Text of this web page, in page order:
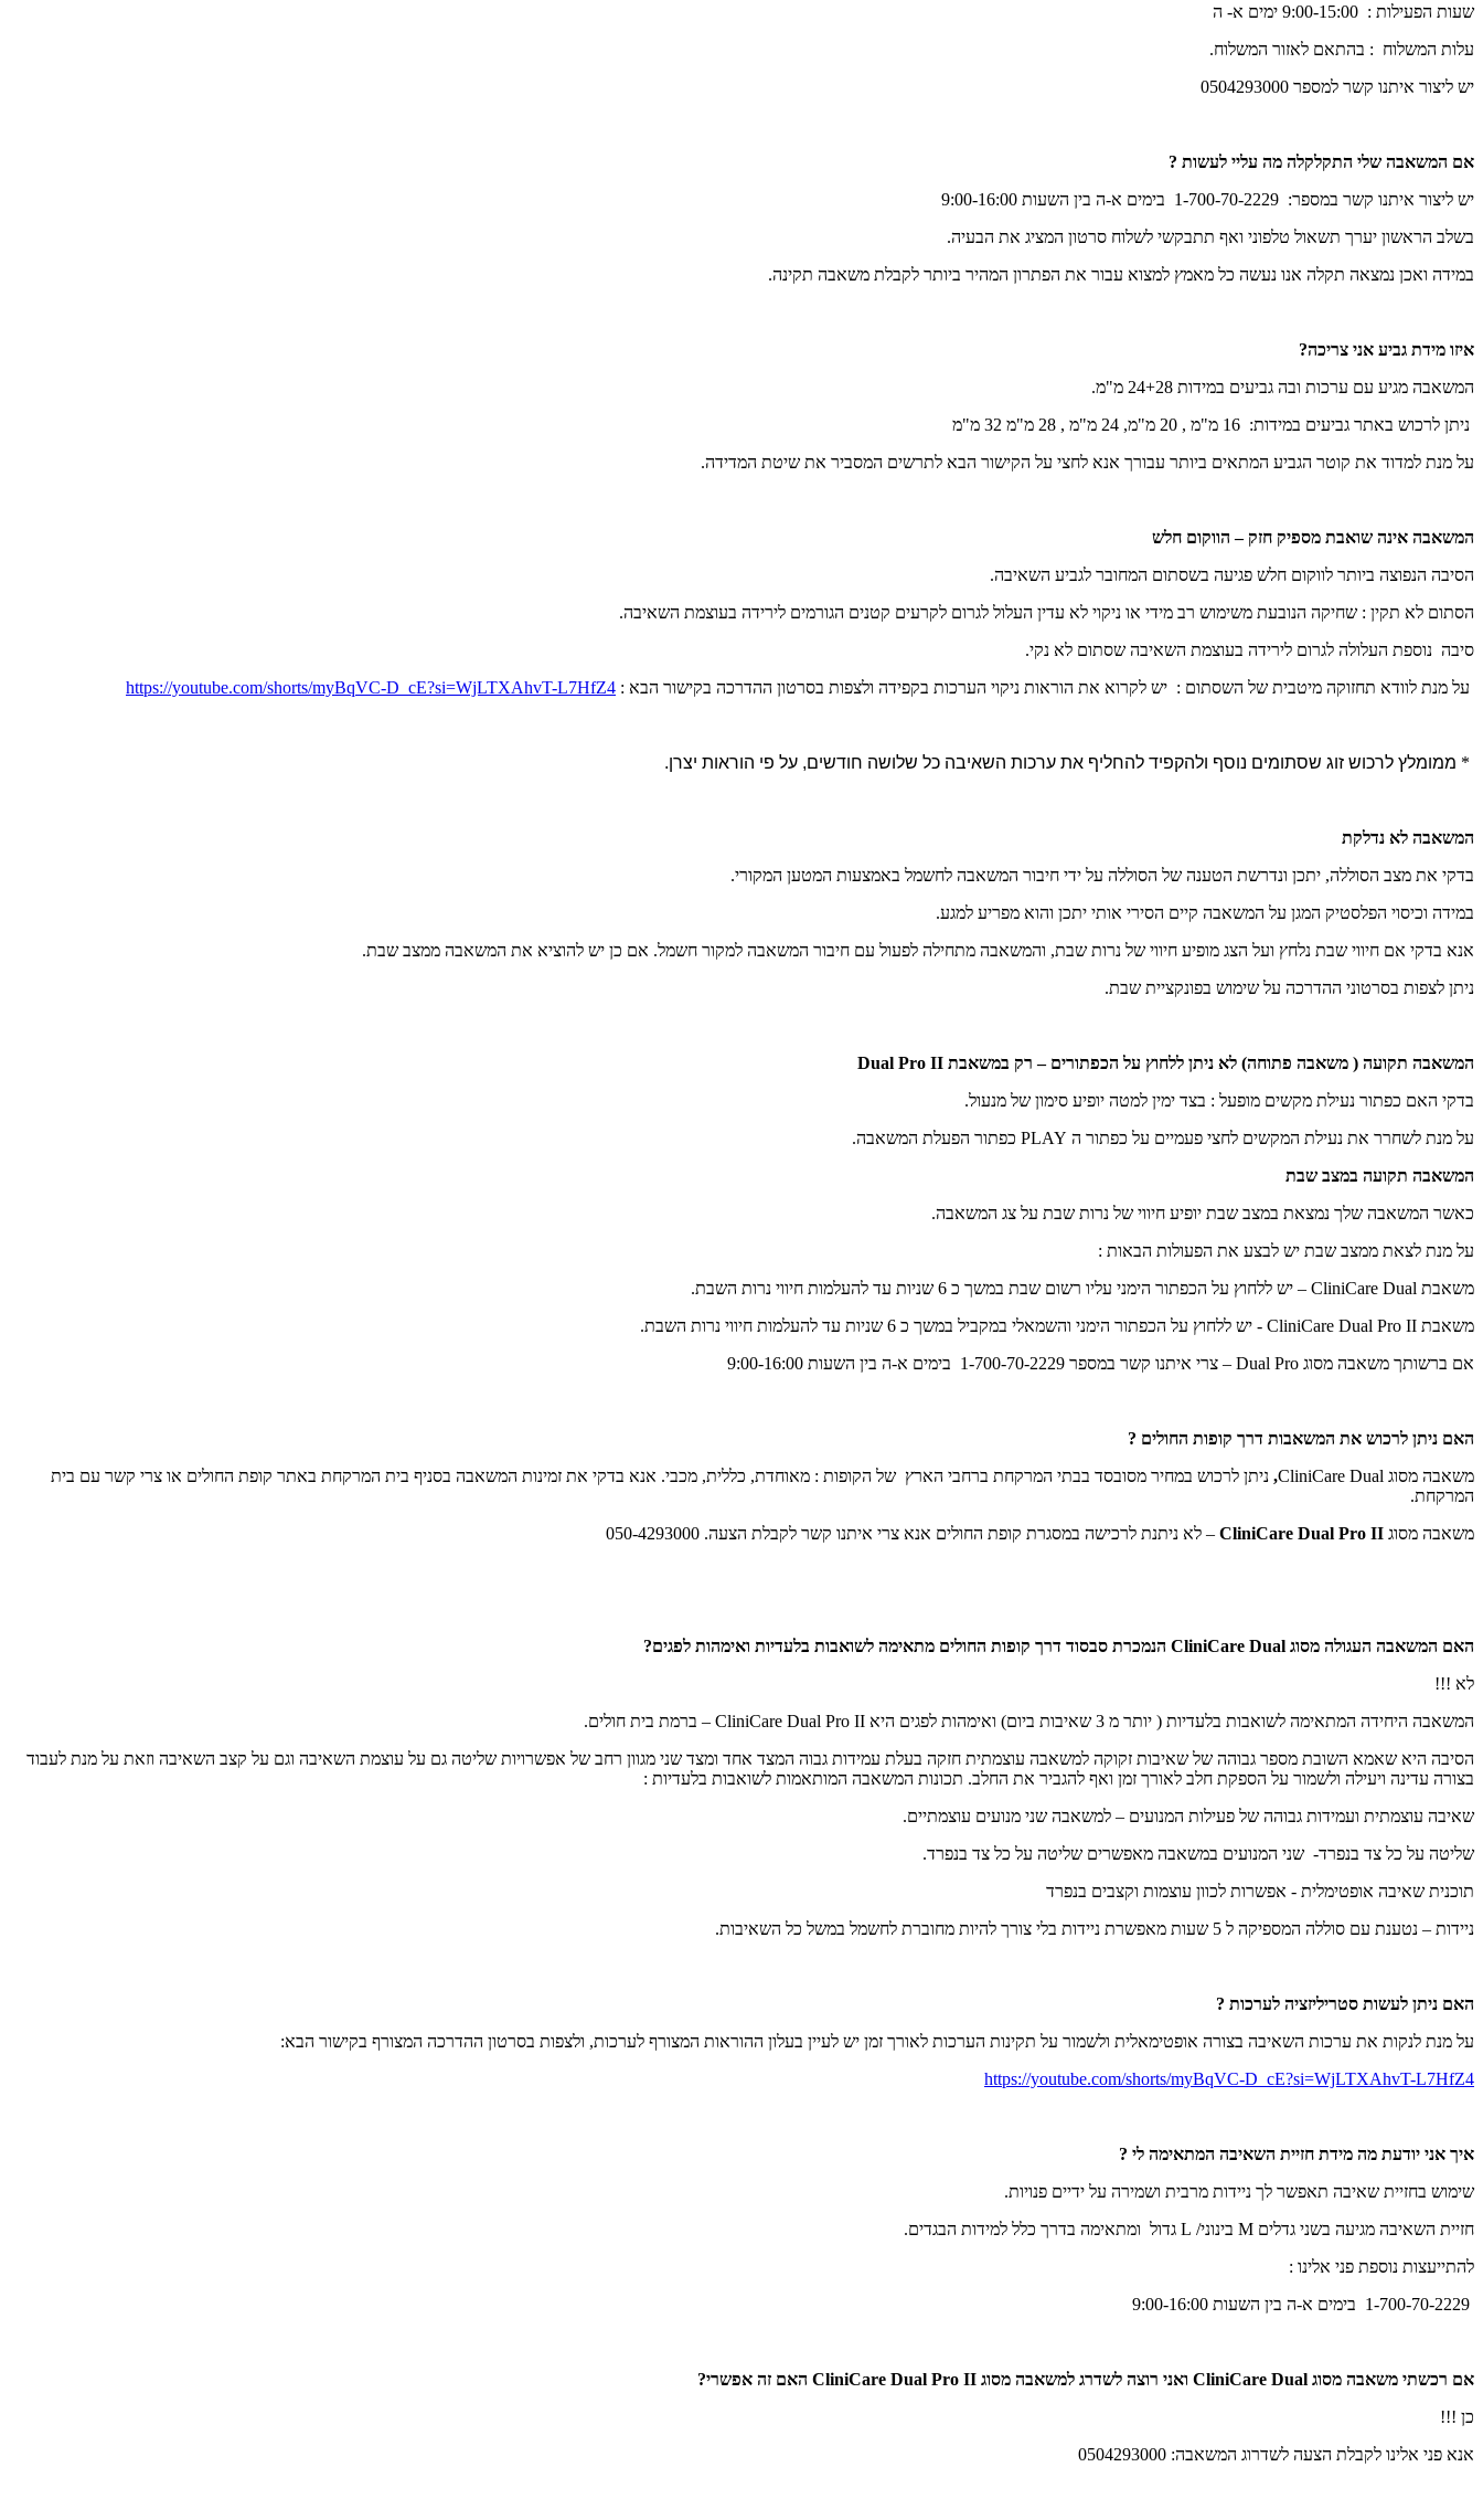
שעות הפעילות :
עלות המשלוח : בהתאם לאזור המשלוח.
יש ליצור איתנו קשר למספר 0504293000
אם המשאבה שלי התקלקלה מה עליי לעשות ?
יש ליצור איתנו קשר במספר: 1-700-70-2229 בימים א-ה בין השעות 9:00-16:00
בשלב הראשון יערך תשאול טלפוני ואף תתבקשי לשלוח סרטון המציג את הבעיה.
במידה ואכן נמצאה תקלה אנו נעשה כל מאמץ למצוא עבור את הפתרון המהיר ביותר לקבלת משאבה תקינה.
איזו מידת גביע אני צריכה?
המשאבה מגיע עם ערכות ובה גביעים במידות 24+28 מ"מ.
ניתן לרכוש באתר גביעים במידות:
על מנת למדוד את קוטר הגביע המתאים ביותר עבורך אנא לחצי על הקישור הבא לתרשים המסביר את שיטת המדידה.
המשאבה אינה שואבת מספיק חזק – הווקום חלש
הסיבה הנפוצה ביותר לווקום חלש פגיעה בשסתום המחובר לגביע השאיבה.
הסתום לא תקין : שחיקה הנובעת משימוש רב מידי או ניקוי לא עדין העלול לגרום לקרעים קטנים הגורמים לירידה בעוצמת השאיבה.
סיבה נוספת העלולה לגרום לירידה בעוצמת השאיבה שסתום לא נקי.
על מנת לוודא תחזוקה מיטבית של השסתום : יש לקרוא את הוראות ניקוי הערכות בקפידה ולצפות בסרטון ההדרכה בקישור הבא : https://youtube.com/shorts/myBqVC-D_cE?si=WjLTXAhvT-L7HfZ4
* ממומלץ לרכוש זוג שסתומים נוסף ולהקפיד להחליף את ערכות השאיבה כל שלושה חודשים, על פי הוראות יצרן.
המשאבה לא נדלקת
בדקי את מצב הסוללה, יתכן ונדרשת הטענה של הסוללה על ידי חיבור המשאבה לחשמל באמצעות המטען המקורי.
במידה וכיסוי הפלסטיק המגן על המשאבה קיים הסירי אותי יתכן והוא מפריע למגע.
אנא בדקי אם חיווי שבת נלחץ ועל הצג מופיע חיווי של נרות שבת, והמשאבה מתחילה לפעול עם חיבור המשאבה למקור חשמל. אם כן יש להוציא את המשאבה ממצב שבת.
ניתן לצפות בסרטוני ההדרכה על שימוש בפונקציית שבת.
המשאבה תקועה ( משאבה פתוחה) לא ניתן ללחוץ על הכפתורים – רק במשאבת Dual Pro II
בדקי האם כפתור נעילת מקשים מופעל : בצד ימין למטה יופיע סימון של מנעול.
על מנת לשחרר את נעילת המקשים לחצי פעמיים על כפתור ה PLAY כפתור הפעלת המשאבה.
המשאבה תקועה במצב שבת
כאשר המשאבה שלך נמצאת במצב שבת יופיע חיווי של נרות שבת על צג המשאבה.
על מנת לצאת ממצב שבת יש לבצע את הפעולות הבאות :
משאבת Dual
CliniCare – יש ללחוץ על הכפתור הימני עליו רשום שבת במשך כ 6 שניות עד להעלמות חיווי נרות השבת.
משאבת CliniCare Dual Pro II
- יש ללחוץ על הכפתור הימני והשמאלי במקביל במשך כ 6 שניות עד להעלמות חיווי נרות השבת.
אם ברשותך משאבה מסוג Dual Pro – צרי איתנו קשר במספר 1-700-70-2229 בימים א-ה בין השעות 9:00-16:00
האם ניתן לרכוש את המשאבות דרך קופות החולים ?
משאבה מסוג CliniCare Dual
, ניתן לרכוש במחיר מסובסד בבתי המרקחת ברחבי הארץ של הקופות : מאוחדת, כללית, מכבי. אנא בדקי את זמינות המשאבה בסניף בית המרקחת באתר קופת החולים או צרי קשר עם בית
המרקחת.
משאבה מסוג CliniCare Dual Pro II – לא ניתנת לרכישה במסגרת קופת החולים אנא צרי איתנו קשר לקבלת הצעה. 050-4293000
האם המשאבה העגולה מסוג CliniCare Dual
הנמכרת סבסוד דרך קופות החולים מתאימה לשואבות בלעדיות ואימהות לפגים?
לא !!!
המשאבה היחידה המתאימה לשואבות בלעדיות ( יותר מ 3 שאיבות ביום) ואימהות לפגים היא
CliniCare Dual Pro II – ברמת בית חולים.
הסיבה היא שאמא השובת מספר גבוהה של שאיבות זקוקה למשאבה עוצמתית חזקה בעלת עמידות גבוה המצד אחד ומצד שני מגוון רחב של אפשרויות שליטה גם על עוצמת השאיבה וגם על קצב השאיבה וזאת על מנת לעבוד
בצורה עדינה ויעילה ולשמור על הספקת חלב לאורך זמן ואף להגביר את החלב. תכונות המשאבה המותאמות לשואבות בלעדיות :
שאיבה עוצמתית ועמידות גבוהה של פעילות המנועים – למשאבה שני מנועים עוצמתיים.
שליטה על כל צד בנפרד- שני המנועים במשאבה מאפשרים שליטה על כל צד בנפרד.
תוכנית שאיבה אופטימלית - אפשרות לכוון עוצמות וקצבים בנפרד
ניידות – נטענת עם סוללה המספיקה ל 5 שעות מאפשרת ניידות בלי צורך להיות מחוברת לחשמל במשל כל השאיבות.
האם ניתן לעשות סטריליזציה לערכות ?
על מנת לנקות את ערכות השאיבה בצורה אופטימאלית ולשמור על תקינות הערכות לאורך זמן יש לעיין בעלון ההוראות המצורף לערכות, ולצפות בסרטון ההדרכה המצורף בקישור הבא:
https://youtube.com/shorts/myBqVC-D_cE?si=WjLTXAhvT-L7HfZ4
איך אני יודעת מה מידת חזיית השאיבה המתאימה לי ?
שימוש בחזיית שאיבה תאפשר לך ניידות מרבית ושמירה על ידיים פנויות.
חזיית השאיבה מגיעה בשני גדלים M בינוני/ L גדול ומתאימה בדרך כלל למידות הבגדים.
להתייעצות נוספת פני אלינו :
אם רכשתי משאבה מסוג CliniCare Dual ואני רוצה לשדרג למשאבה מסוג CliniCare Dual Pro II האם זה אפשרי?
כן !!!
אנא פני אלינו לקבלת הצעה לשדרוג המשאבה: 0504293000